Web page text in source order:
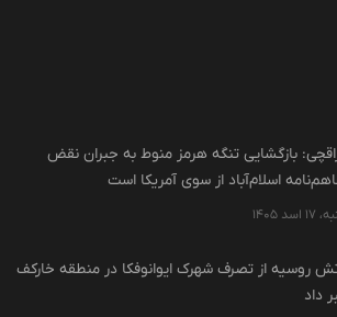
بازگشایی تنگه هرمز منوط به جبران نقض
اسلام‌آباد از سوی آمریکا است
1405
روسیه از تصرف شهرک ایوانوفکا در منطقه خارکف
داد